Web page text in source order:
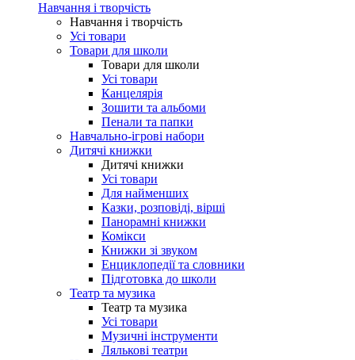
Навчання і творчість
Навчання і творчість
Усі товари
Товари для школи
Товари для школи
Усі товари
Канцелярія
Зошити та альбоми
Пенали та папки
Навчально-ігрові набори
Дитячі книжки
Дитячі книжки
Усі товари
Для найменших
Казки, розповіді, вірші
Панорамні книжки
Комікси
Книжки зі звуком
Енциклопедії та словники
Підготовка до школи
Театр та музика
Театр та музика
Усі товари
Музичні інструменти
Лялькові театри